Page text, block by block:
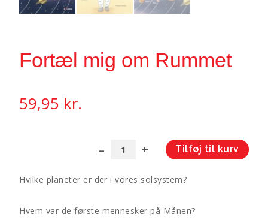
Fortæl mig om Rummet
59,95 kr.
Fortæl
om
antal
Tilføj til kurv
A
Hvilke planeter er der i vores solsystem?
Hvem var de første mennesker på Månen?